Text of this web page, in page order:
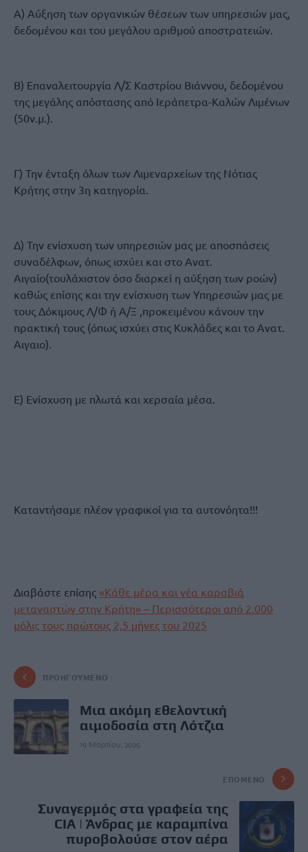
Α) Aύξηση των οργανικών θέσεων των υπηρεσιών μας,
δεδομένου και του μεγάλου αριθμού αποστρατειών.
Β) Επαναλειτουργία Λ/Σ Καστρίου Βιάννου, δεδομένου
της μεγάλης απόστασης από Ιεράπετρα-Καλών Λιμένων
(50ν.μ.).
Γ) Την ένταξη όλων των Λιμεναρχείων της Νότιας
Κρήτης στην 3η κατηγορία.
Δ) Την ενίσχυση των υπηρεσιών μας με αποσπάσεις
συναδέλφων, όπως ισχύει και στο Ανατ.
Αιγαίο(τουλάχιστον όσο διαρκεί η αύξηση των ροών)
καθώς επίσης και την ενίσχυση των Υπηρεσιών μας με
τους Δόκιμους Λ/Φ ή Α/Ξ ,προκειμένου κάνουν την
πρακτική τους (όπως ισχύει στις Κυκλάδες και το Ανατ.
Αιγαιο).
Ε) Ενίσχυση με πλωτά και χερσαία μέσα.
Καταντήσαμε πλέον γραφικοί για τα αυτονόητα!!!
Διαβάστε επίσης «Κάθε μέρα και νέα καραβιά
μεταναστών στην Κρήτη» – Περισσότεροι από 2.000
μόλις τους πρώτους 2,5 μήνες του 2025
ΠΡΟΗΓΟΎΜΕΝΟ
Μια ακόμη εθελοντική
αιμοδοσία στη Λότζια
19 Μαρτίου, 2025
ΕΠΌΜΕΝΟ
Συναγερμός στα γραφεία της
CIA | Άνδρας με καραμπίνα
πυροβολούσε στον αέρα